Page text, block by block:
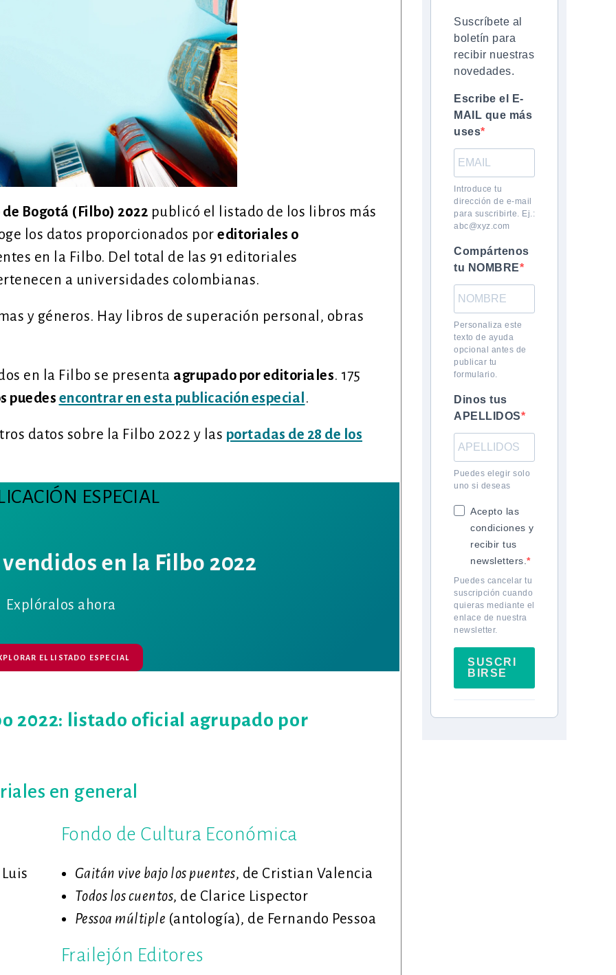
Bogotá (Filbo) 2022 publicó el listado de los libros más
los datos proporcionados poreditoriales o
en la Filbo. Del total de las 91 editoriales
a universidades colombianas.
y géneros. Hay libros de superación personal, obras
en la Filbo se presenta agrupado por editoriales. 175
puedes encontrar en esta publicación especial .
datos sobre la Filbo 2022 y las portadas de 28 de los
ESPECIAL
en la Filbo 2022
Explóralos ahora
EL LISTADO ESPECIAL
2022: listado oficial agrupado por
en general
Fondo de Cultura Económica
Gaitán vive bajo los puentes, de Cristian Valencia
Todos los cuentos, de Clarice Lispector
Pessoa múltiple (antología), de Fernando Pessoa
Frailejón Editores
Suscríbete al
boletín para
recibir nuestras
novedades.
Escribe el E-
MAIL que más
uses
Introduce tu
dirección de e-mail
para suscribirte. Ej.:
abc@xyz.com
Compártenos
tu NOMBRE
Personaliza este
texto de ayuda
opcional antes de
publicar tu
formulario.
Dinos tus
APELLIDOS
Puedes elegir solo
uno si deseas
Acepto las
condiciones y
recibir tus
newsletters.
Puedes cancelar tu
suscripción cuando
quieras mediante el
enlace de nuestra
newsletter.
SUSCRI
BIRSE